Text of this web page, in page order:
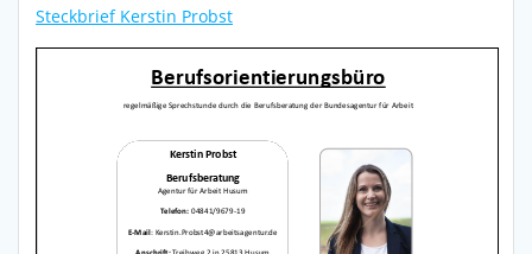
Steckbrief Kerstin Probst